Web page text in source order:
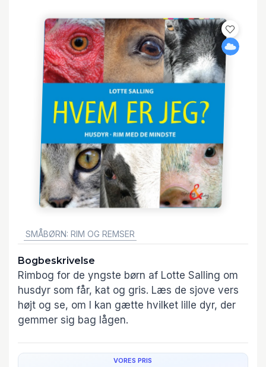
SMÅBØRN: RIM OG REMSER
Bogbeskrivelse
Rimbog for de yngste børn af Lotte Salling om
husdyr som får, kat og gris. Læs de sjove vers
højt og se, om I kan gætte hvilket lille dyr, der
gemmer sig bag lågen.
VORES PRIS